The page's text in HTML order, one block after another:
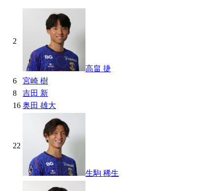
2
高畠 捷
6
宮崎 樹
8
吉田 新
16 奥田 雄大
22
生駒 稀生